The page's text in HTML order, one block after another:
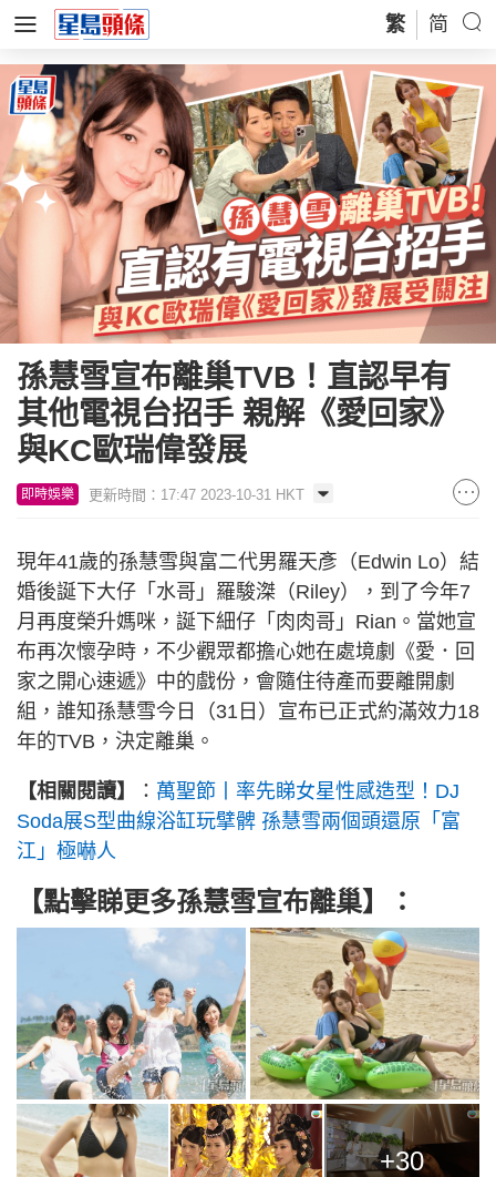
繁 简
孫慧雪宣布離巢TVB！直認早有
其他電視台招手 親解《愛回家》
與KC歐瑞偉發展
即時娛樂 更新時間：17:47 2023-10-31 HKT
現年41歲的孫慧雪與富二代男羅天彥（Edwin Lo）結
婚後誕下大仔「水哥」羅駿滐（Riley），到了今年7
月再度榮升媽咪，誕下細仔「肉肉哥」Rian。當她宣
布再次懷孕時，不少觀眾都擔心她在處境劇《愛．回
家之開心速遞》中的戲份，會隨住待產而要離開劇
組，誰知孫慧雪今日（31日）宣布已正式約滿效力18
年的TVB，決定離巢。
【相關閱讀】 ： 萬聖節丨率先睇女星性感造型！DJ
Soda展S型曲線浴缸玩擘髀 孫慧雪兩個頭還原「富
江」極嚇人
【點擊睇更多孫慧雪宣布離巢】：
+30